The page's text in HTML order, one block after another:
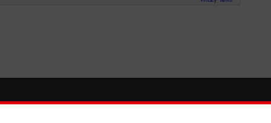
So finden Sie uns